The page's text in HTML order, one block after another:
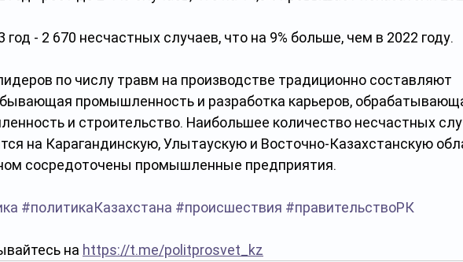
год - 2 670 несчастных случаев, что на 9% больше, чем в 2022 году.
по числу травм на производстве традиционно составляют
промышленность и разработка карьеров,
и строительство. Наибольшее количество несчастных
на Карагандинскую, Улытаускую и Восточно-Казахстанскую
сосредоточены промышленные предприятия.
#политикаКазахстана #происшествия #правительствоРК
на https://t.me/politprosvet_kz